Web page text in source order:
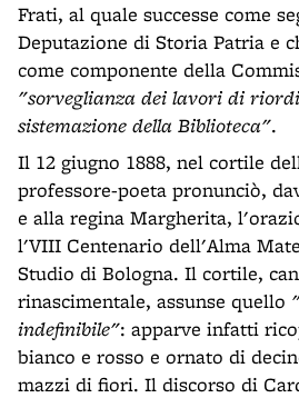
Frati, al quale successe come
Deputazione di Storia Patria e
come componente della
"sorveglianza dei lavori di
sistemazione della Biblioteca".
Il 12 giugno 1888, nel cortile
professore-poeta pronunciò,
e alla regina Margherita,
l'VIII Centenario dell'Alma
Studio di Bologna. Il cortile,
rinascimentale, assunse quello
indefinibile": apparve infatti
bianco e rosso e ornato di
mazzi di fiori. Il discorso di